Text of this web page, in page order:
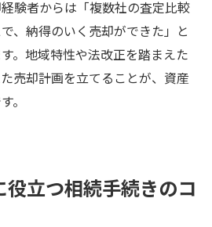
験者からは「複数社の査定比較
、納得のいく売却ができた」と
。地域特性や法改正を踏まえた
売却計画を立てることが、資産
。
役立つ相続手続きのコ